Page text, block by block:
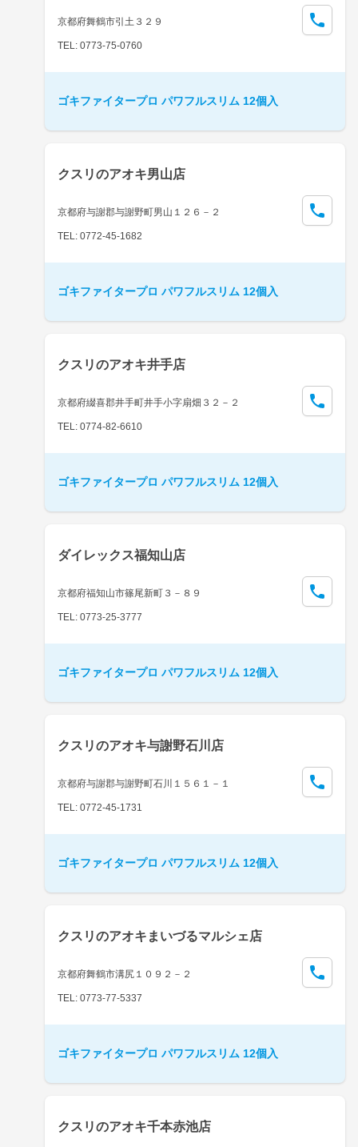
京都府舞鶴市引土３２９
TEL: 0773-75-0760
ゴキファイタープロ パワフルスリム 12個入
クスリのアオキ男山店
京都府与謝郡与謝野町男山１２６－２
TEL: 0772-45-1682
ゴキファイタープロ パワフルスリム 12個入
クスリのアオキ井手店
京都府綴喜郡井手町井手小字扇畑３２－２
TEL: 0774-82-6610
ゴキファイタープロ パワフルスリム 12個入
ダイレックス福知山店
京都府福知山市篠尾新町３－８９
TEL: 0773-25-3777
ゴキファイタープロ パワフルスリム 12個入
クスリのアオキ与謝野石川店
京都府与謝郡与謝野町石川１５６１－１
TEL: 0772-45-1731
ゴキファイタープロ パワフルスリム 12個入
クスリのアオキまいづるマルシェ店
京都府舞鶴市溝尻１０９２－２
TEL: 0773-77-5337
ゴキファイタープロ パワフルスリム 12個入
クスリのアオキ千本赤池店